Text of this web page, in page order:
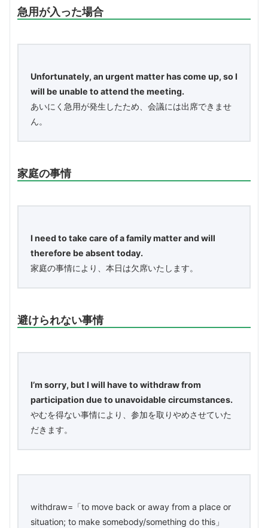
急用が入った場合
Unfortunately, an urgent matter has come up, so I
will be unable to attend the meeting.
あいにく急用が発生したため、会議には出席できませ
ん。
家庭の事情
I need to take care of a family matter and will
therefore be absent today.
家庭の事情により、本日は欠席いたします。
避けられない事情
I’m sorry, but I will have to withdraw from
participation due to unavoidable circumstances.
やむを得ない事情により、参加を取りやめさせていた
だきます。
withdraw=「to move back or away from a place or
situation; to make somebody/something do this」